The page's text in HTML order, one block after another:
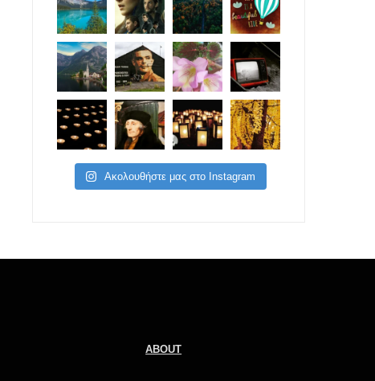
Ακολουθήστε μας στο Instagram
ABOUT